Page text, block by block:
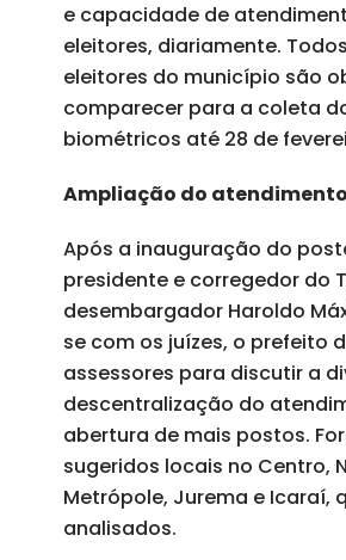
e capacidade de
eleitores, diariamente.
eleitores do município são
comparecer para a coleta
biométricos até 28 de
Ampliação do atendimento
Após a inauguração do
presidente e corregedor do
desembargador Haroldo
se com os juízes, o prefeito
assessores para discutir a
descentralização do
abertura de mais postos.
sugeridos locais no Centro,
Metrópole, Jurema e Icaraí,
analisados.